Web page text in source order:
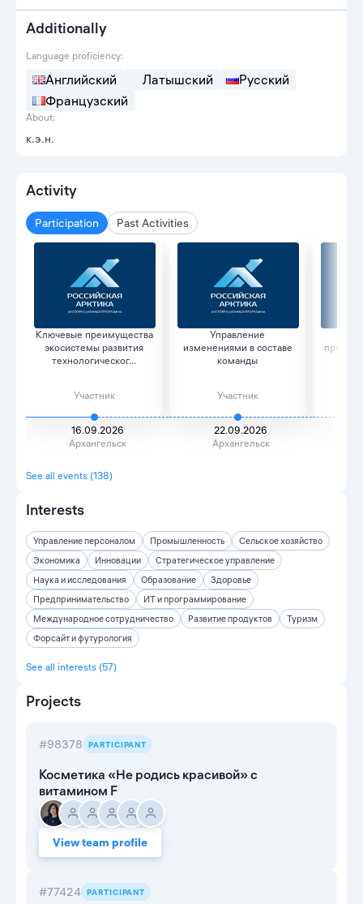
Additionally
Language proficiency:
Английский Латышский
Русский
Французский
About:
к.э.н.
Activity
Participation Past Activities
Ключевые преимущества
экосистемы развития
технологическог...
Участник
16.09.2026
Архангельск
Управление
изменениями в составе
команды
Участник
22.09.2026
Архангельск
See all events (138)
Interests
Управление персоналом Промышленность
Сельское хозяйство
Экономика
Инновации
Стратегическое управление
Наука и исследования
Образование
Здоровье
Предпринимательство
ИТ и программирование
Международное сотрудничество
Развитие продуктов
Туризм
Форсайт и футурология
See all interests (57)
Projects
#98378 PARTICIPANT
Косметика «Не родись красивой» с
витамином F
View team profile
#77424 PARTICIPANT